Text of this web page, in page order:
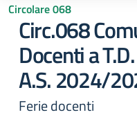
Circolare 068
Circ.068
Docenti a
A.S. 2024/
Ferie docenti